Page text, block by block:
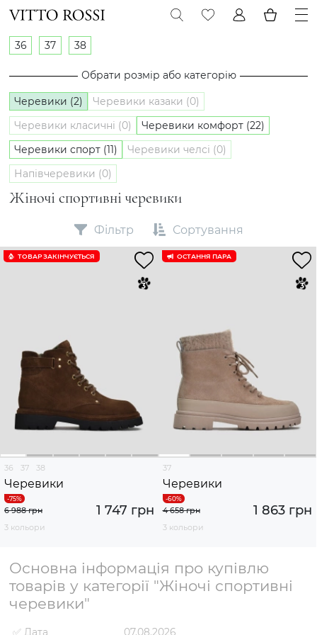
Жіночі спортивні черевики
36 37 38
Обрати розмір або категорію
Черевики (2)
Черевики казаки (0)
Черевики класичні (0)
Черевики комфорт (22)
Черевики спорт (11)
Черевики челсі (0)
Напівчеревики (0)
Фільтр Сортування
ТОВАР ЗАКІНЧУЄTЬСЯ
36 37 38
Черевики
1 747 грн
6 988 грн
3 кольори
ОСТАННЯ ПАРА
37
Черевики
1 863 грн
4 658 грн
3 кольори
Основна інформація про купівлю
товарів у категорії "Жіночі спортивні
черевики"
✅ Дата
07.08.2026